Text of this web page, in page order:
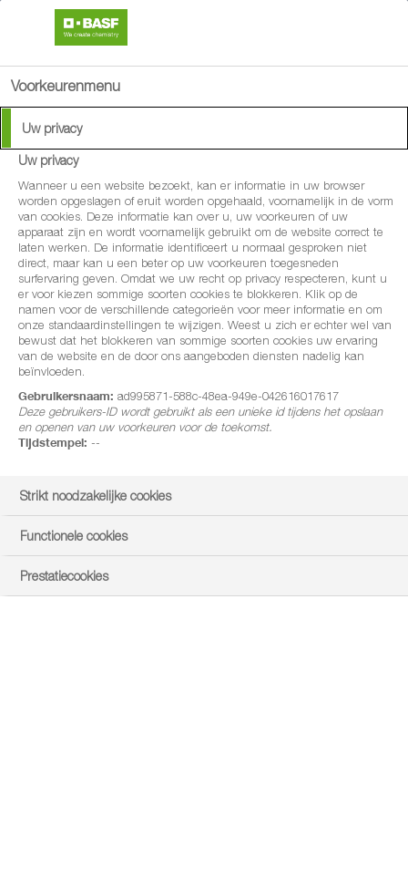
Voorkeurenmenu
Uw privacy
Uw privacy
Wanneer u een website bezoekt, kan er informatie in uw browser
worden opgeslagen of eruit worden opgehaald, voornamelijk in de vorm
van cookies. Deze informatie kan over u, uw voorkeuren of uw
apparaat zijn en wordt voornamelijk gebruikt om de website correct te
laten werken. De informatie identificeert u normaal gesproken niet
direct, maar kan u een beter op uw voorkeuren toegesneden
surfervaring geven. Omdat we uw recht op privacy respecteren, kunt u
er voor kiezen sommige soorten cookies te blokkeren. Klik op de
namen voor de verschillende categorieën voor meer informatie en om
onze standaardinstellingen te wijzigen. Weest u zich er echter wel van
bewust dat het blokkeren van sommige soorten cookies uw ervaring
van de website en de door ons aangeboden diensten nadelig kan
beïnvloeden.
Gebruikersnaam: ad995871-588c-48ea-949e-042616017617
Deze gebruikers-ID wordt gebruikt als een unieke id tijdens het opslaan
en openen van uw voorkeuren voor de toekomst.
Tijdstempel: --
Strikt noodzakelijke cookies
Functionele cookies
Prestatiecookies